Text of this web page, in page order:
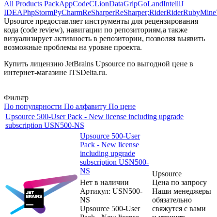
All Products PackAppCodeCLionDataGripGoLandIntelliJ
IDEAPhpStormPyCharmReSharperReSharper;RiderRiderRubyMine
Upsource предоставляет инструменты для рецензирования
кода (code review), навигации по репозиториям,а также
визуализирует активность в репозитории, позволяя выявить
возможные проблемы на уровне проекта.
Купить лицензию JetBrains Upsource по выгодной цене в
интернет-магазине ITSDelta.ru.
Фильтр
По популярности По алфавиту По цене
Upsource 500-User Pack - New license including upgrade
subscription USN500-NS
Upsource 500-User
Pack - New license
including upgrade
subscription USN500-
NS
Нет в наличии
Артикул: USN500-
NS
Upsource 500-User
Upsource
Цена по запросу
Наши менеджеры
обязательно
свяжутся с вами